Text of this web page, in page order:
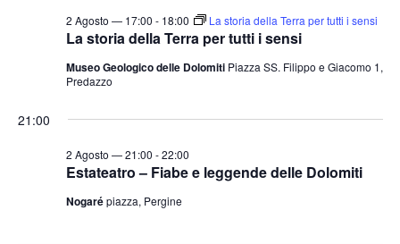
La storia della Terra per tutti i sensi
2 Agosto — 17:00 - 18:00 La storia della Terra per tutti i sensi
Museo Geologico delle Dolomiti Piazza SS. Filippo e Giacomo 1,
Predazzo
21:00
Estateatro – Fiabe e leggende delle Dolomiti
2 Agosto — 21:00 -22:00
Nogarépiazza, Pergine